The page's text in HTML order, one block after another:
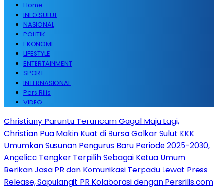
Home
INFO SULUT
NASIONAL
POLITIK
EKONOMI
LIFESTYLE
ENTERTAINMENT
SPORT
INTERNASIONAL
Pers Rilis
VIDEO
Christiany Paruntu Terancam Gagal Maju Lagi,
Christian Pua Makin Kuat di Bursa Golkar Sulut KKK
Umumkan Susunan Pengurus Baru Periode 2025-2030,
Angelica Tengker Terpilih Sebagai Ketua Umum
Berikan Jasa PR dan Komunikasi Terpadu Lewat Press
Release, Sapulangit PR Kolaborasi dengan Persrilis.com